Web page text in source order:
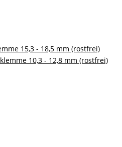
15,3 - 18,5 mm (rostfrei)